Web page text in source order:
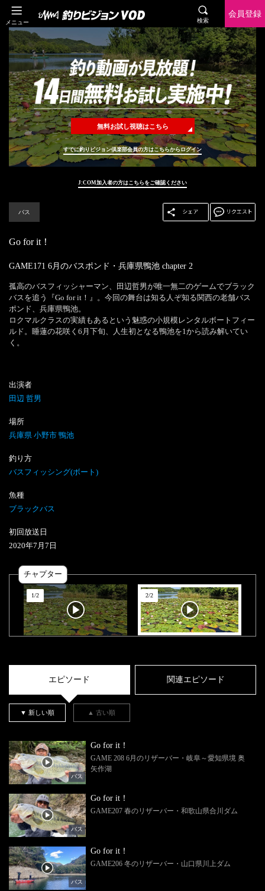
メニュー 検索
会員登録
無料お試し視聴はこちら
すでに釣りビジョン倶楽部会員の方はこちらからログイン
J:COM加入者の方はこちらをご確認ください
バス
Go for it！
GAME171 6月のバスポンド・兵庫県鴨池 chapter 2
孤高のバスフィッシャーマン、田辺哲男が唯一無二のゲームでブラック
バスを追う『Go for it！』。今回の舞台は知る人ぞ知る関西の老舗バス
ポンド、兵庫県鴨池。
ロクマルクラスの実績もあるという魅惑の小規模レンタルボートフィー
ルド。睡蓮の花咲く6月下旬、人生初となる鴨池を1から読み解いてい
く。
出演者
田辺 哲男
場所
兵庫県 小野市 鴨池
釣り方
バスフィッシング(ボート)
魚種
ブラックバス
初回放送日
2020年7 月 7 日
チャプター
1/2 2/2
エピソード 関連エピソード
▼ 新しい順 ▲ 古い順
バス
Go for it！
GAME 208 6月のリザーバー・岐阜～愛知県境 奥
矢作湖
バス
Go for it！
GAME207 春のリザーバー・和歌山県合川ダム
バス
Go for it！
GAME206 冬のリザーバー・山口県川上ダム